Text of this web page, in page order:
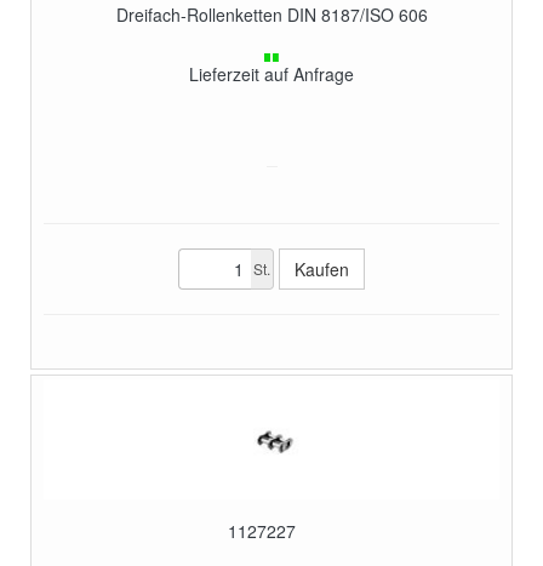
Dreifach-Rollenketten DIN 8187/ISO 606
Lieferzeit auf Anfrage
St.
1127227